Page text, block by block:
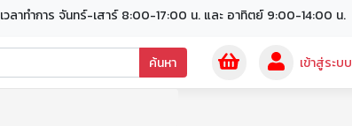
เวลาทำการ จันทร์-เสาร์ 8:00-17:00 น. และ อาทิตย์ 9:00-14:00 น.
ค้นหา เข้าสู่ระบบ